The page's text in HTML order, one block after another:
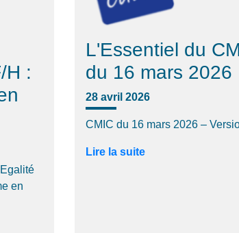
H :
en
L'Essentiel du
du 16 mars 2026
28 avril 2026
CMIC du 16 mars 2026 –
Lire la suite